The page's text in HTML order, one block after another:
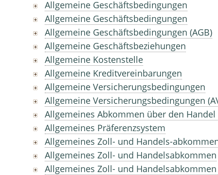
Allgemeine Geschäftsbedingungen
Allgemeine Geschäftsbedingungen
Allgemeine Geschäftsbedingungen (AGB)
Allgemeine Geschäftsbeziehungen
Allgemeine Kostenstelle
Allgemeine Kreditvereinbarungen
Allgemeine Versicherungsbedingungen
Allgemeine Versicherungsbedingungen
Allgemeines Abkommen über den
Allgemeines Präferenzsystem
Allgemeines Zoll- und Handels-
Allgemeines Zoll- und Handelsabkommen
Allgemeines Zoll- und Handelsabkommen